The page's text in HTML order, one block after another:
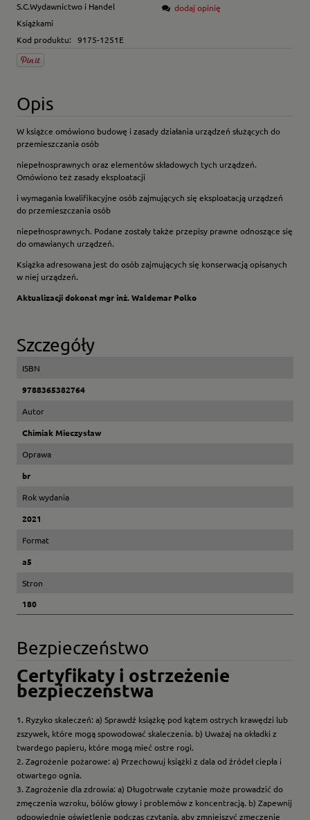
S.C.Wydawnictwo i Handel
Książkami
Kod produktu:
9175-1251E
dodaj opinię
Opis
W książce omówiono budowę i zasady działania urządzeń służących do
przemieszczania osób
niepełnosprawnych oraz elementów składowych tych urządzeń.
Omówiono też zasady eksploatacji
i wymagania kwalifikacyjne osób zajmujących się eksploatacją urządzeń
do przemieszczania osób
niepełnosprawnych. Podane zostały także przepisy prawne odnoszące się
do omawianych urządzeń.
Książka adresowana jest do osób zajmujących się konserwacją opisanych
w niej urządzeń.
Aktualizacji dokonał mgr inż. Waldemar Polko
Szczegóły
ISBN
9788365382764
Autor
Chimiak Mieczysław
Oprawa
br
Rok wydania
2021
Format
a5
Stron
180
Bezpieczeństwo
Certyfikaty i ostrzeżenie
bezpieczeństwa
1. Ryzyko skaleczeń: a) Sprawdź książkę pod kątem ostrych krawędzi lub
zszywek, które mogą spowodować skaleczenia. b) Uważaj na okładki z
twardego papieru, które mogą mieć ostre rogi.
2. Zagrożenie pożarowe: a) Przechowuj książki z dala od źródeł ciepła i
otwartego ognia.
3. Zagrożenie dla zdrowia: a) Długotrwałe czytanie może prowadzić do
zmęczenia wzroku, bólów głowy i problemów z koncentracją. b) Zapewnij
odpowiednie oświetlenie podczas czytania, aby zmniejszyć zmęczenie